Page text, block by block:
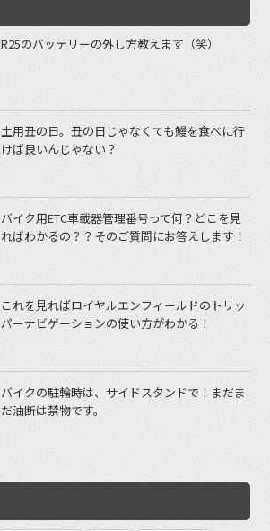
R25のバッテリーの外し方教えます（笑）
土用丑の日。丑の日じゃなくても鰻を食べに行
けば良いんじゃない？
バイク用ETC車載器管理番号って何？どこを見
ればわかるの？？そのご質問にお答えします！
これを見ればロイヤルエンフィールドのトリッ
パーナビゲーションの使い方がわかる！
バイクの駐輪時は、サイドスタンドで！まだま
だ油断は禁物です。